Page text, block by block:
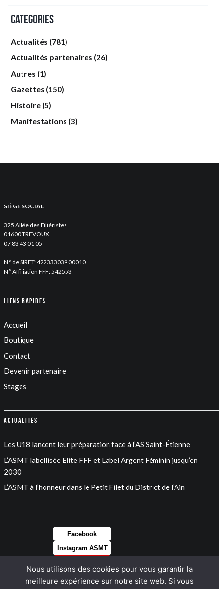
Categories
Actualités (781)
Actualités partenaires (26)
Autres (1)
Gazettes (150)
Histoire (5)
Manifestations (3)
SIÈGE SOCIAL
325 Allée des Filiéristes
01600 TREVOUX
07 83 43 01 05
N° de SIRET: 422333039 00010
N° Affiliation FFF: 542553
Liens rapides
Accueil
Boutique
Contact
Devenir partenaire
Stages
Actualités
Les U18 lancent leur préparation face à l’AS Saint-Étienne
L’ASMT labellisée Elite FFF et Label Argent Féminin jusqu’en
2030
L’ASMT à l’honneur dans le Petit Filet du District de l’Ain
Facebook
Instagram ASMT
LinkedIn
Nous utilisons des cookies pour vous garantir la
meilleure expérience sur notre site web. Si vous